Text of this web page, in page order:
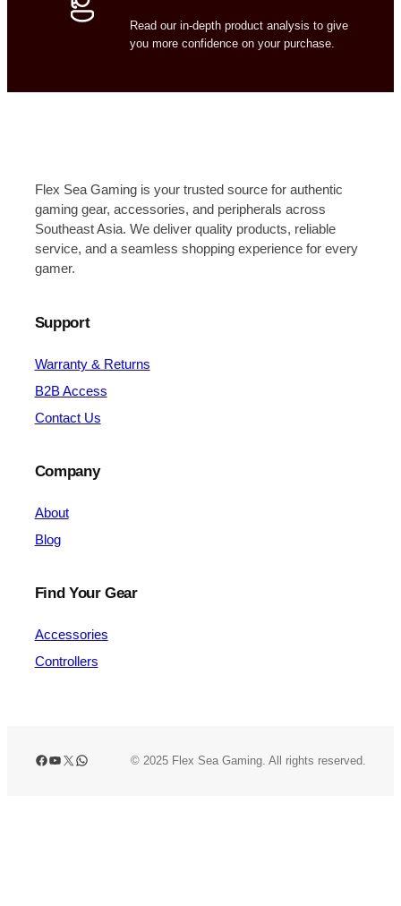
Read our in-depth product analysis to give
you more confidence on your purchase.
Flex Sea Gaming is your trusted source for authentic
gaming gear, accessories, and peripherals across
Southeast Asia. We deliver quality products, reliable
service, and a seamless shopping experience for every
gamer.
Support
Warranty & Returns
B2B Access
Contact Us
Company
About
Blog
Find Your Gear
Accessories
Controllers
Facebook
YouTube
X WhatsApp© 2025 Flex Sea Gaming. All rights reserved.